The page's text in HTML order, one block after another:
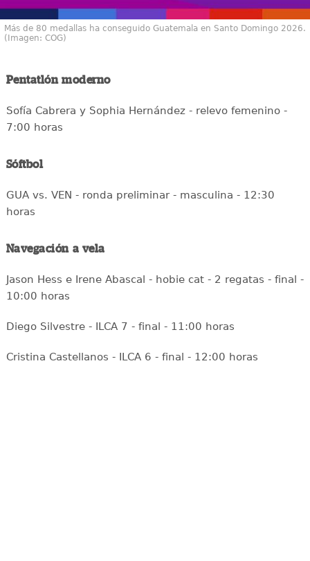
Más de 80 medallas ha conseguido Guatemala en Santo Domingo 2026.
(Imagen: COG)
Pentatlón moderno
Sofía Cabrera y Sophia Hernández - relevo femenino -
7:00 horas
Sóftbol
GUA vs. VEN - ronda preliminar - masculina - 12:30
horas
Navegación a vela
Jason Hess e Irene Abascal - hobie cat - 2 regatas - final -
10:00 horas
Diego Silvestre - ILCA 7 - final - 11:00 horas
Cristina Castellanos - ILCA 6 - final - 12:00 horas